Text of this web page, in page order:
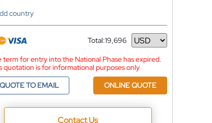
country
Total:19,696
Currency
term for entry into the National Phase has expired.
quotation is for informational purposes only
QUOTE TO EMAIL
ONLINE QUOTE
Contact Us